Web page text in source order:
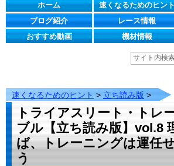
ホーム
速くなるためのヒン
ブログ紹介
レース情報
おすすめ動画
機材情報
速くなるためのヒント > 立ち読み版 >
トライアスリート・トレ
ブル【立ち読み版】vol.8
ば、トレーニングは運任
う